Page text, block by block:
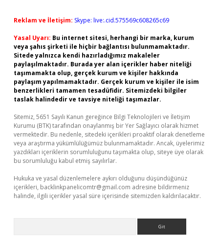
Reklam ve İletişim: Skype: live:.cid.575569c608265c69
Yasal Uyarı: Bu internet sitesi, herhangi bir marka, kurum
veya şahıs şirketi ile hiçbir bağlantısı bulunmamaktadır.
Sitede yalnızca kendi hazırladığımız makaleler
paylaşılmaktadır. Burada yer alan içerikler haber niteliği
taşımamakta olup, gerçek kurum ve kişiler hakkında
paylaşım yapılmamaktadır. Gerçek kurum ve kişiler ile isim
benzerlikleri tamamen tesadüfidir. Sitemizdeki bilgiler
taslak halindedir ve tavsiye niteliği taşımazlar.
Sitemiz, 5651 Sayılı Kanun gereğince Bilgi Teknolojileri ve İletişim
Kurumu (BTK) tarafından onaylanmış bir Yer Sağlayıcı olarak hizmet
vermektedir. Bu nedenle, sitedeki içerikleri proaktif olarak denetleme
veya araştırma yükümlülüğümüz bulunmamaktadır. Ancak, üyelerimiz
yazdıkları içeriklerin sorumluluğunu taşımakta olup, siteye üye olarak
bu sorumluluğu kabul etmiş sayılırlar.
Hukuka ve yasal düzenlemelere aykırı olduğunu düşündüğünüz
içerikleri, backlinkpanelicomtr@gmail.com adresine bildirmeniz
halinde, ilgili içerikler yasal süre içerisinde sitemizden kaldırılacaktır.